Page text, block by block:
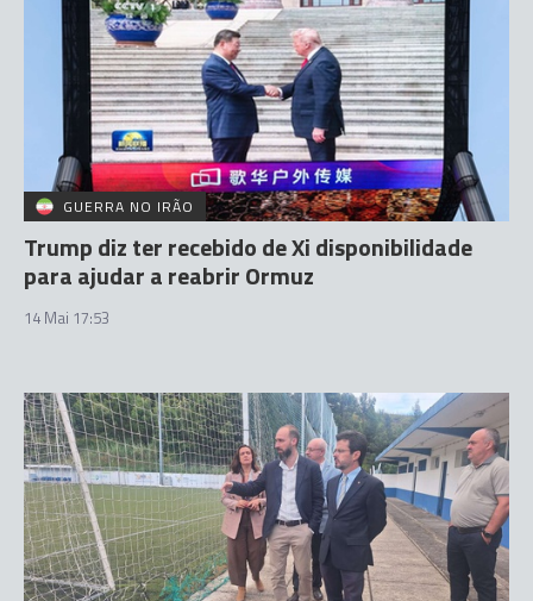
GUERRA NO IRÃO
Trump diz ter recebido de Xi disponibilidade
para ajudar a reabrir Ormuz
14 Mai 17:53